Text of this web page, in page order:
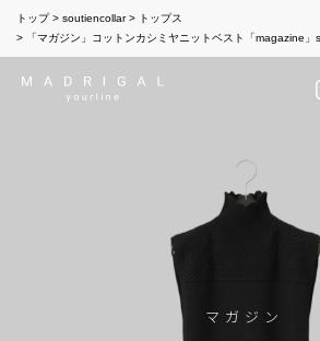
トップ soutiencollar
トップス
「マガジン」コットンカシミヤニットベスト「magazine」
マガジン